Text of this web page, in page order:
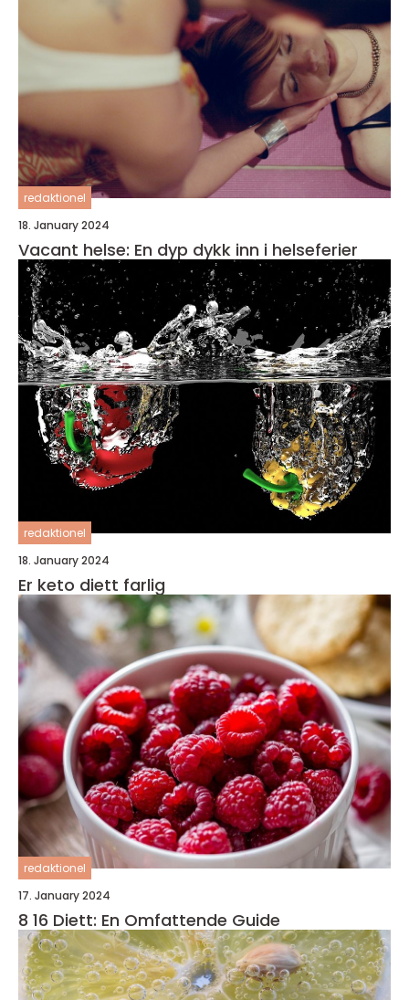
redaktionel
18. January 2024
Vacant helse: En dyp dykk inn i helseferier
redaktionel
18. January 2024
Er keto diett farlig
redaktionel
17. January 2024
8 16 Diett: En Omfattende Guide